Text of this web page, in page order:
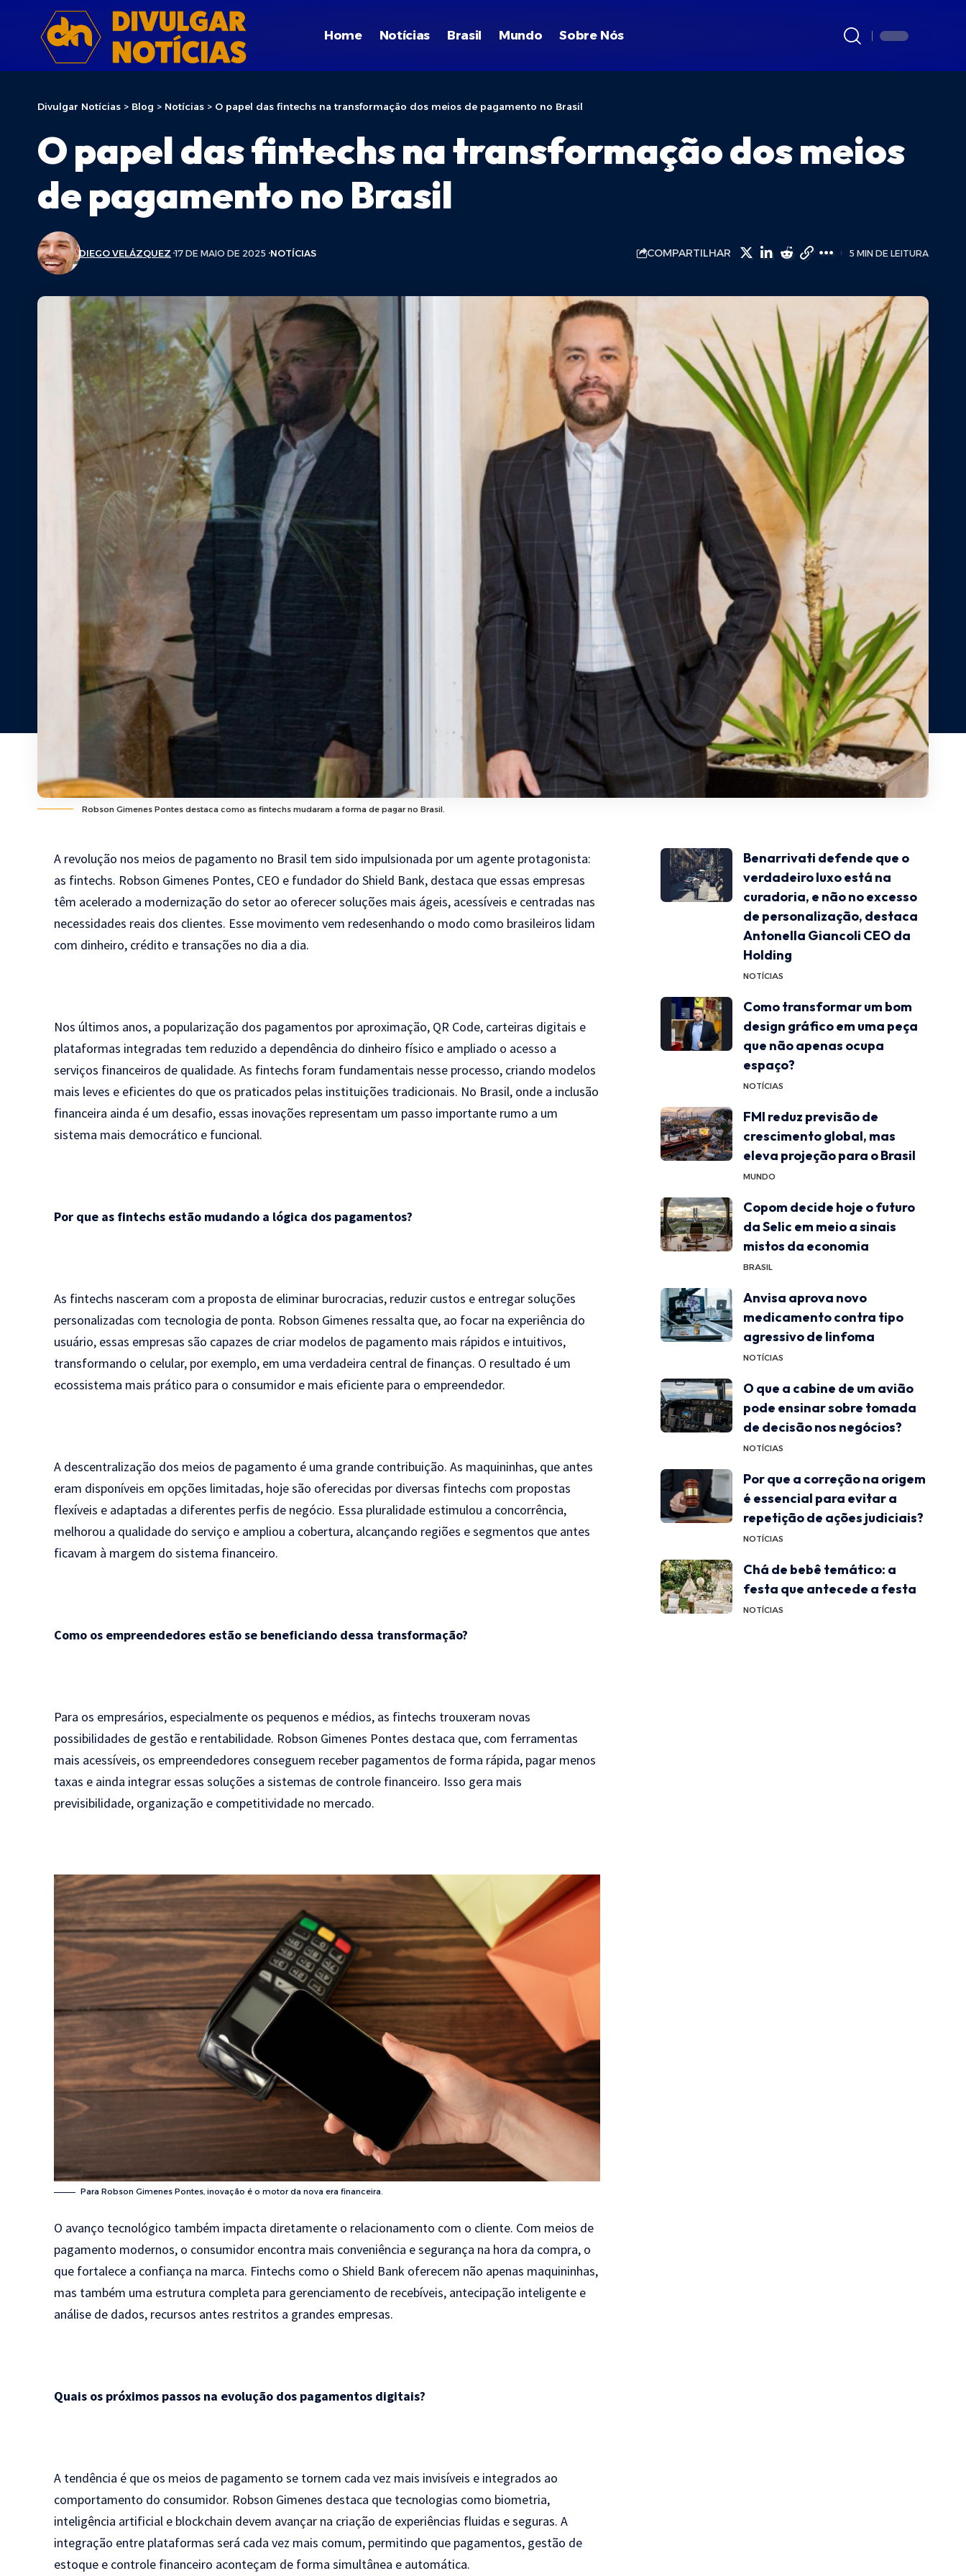
Home Notícias Brasil Mundo Sobre Nós
Divulgar Notícias > Blog > Notícias > O papel das fintechs na transformação dos meios de pagamento no Brasil
O papel das fintechs na transformação dos meios
de pagamento no Brasil
DIEGO VELÁZQUEZ 17 DE MAIO DE 2025 NOTÍCIAS COMPARTILHAR 5 MIN DE LEITURA
Robson Gimenes Pontes destaca como as fintechs mudaram a forma de pagar no Brasil.
A revolução nos meios de pagamento no Brasil tem sido impulsionada por um agente protagonista:
as fintechs. Robson Gimenes Pontes, CEO e fundador do Shield Bank, destaca que essas empresas
têm acelerado a modernização do setor ao oferecer soluções mais ágeis, acessíveis e centradas nas
necessidades reais dos clientes. Esse movimento vem redesenhando o modo como brasileiros lidam
com dinheiro, crédito e transações no dia a dia.
Nos últimos anos, a popularização dos pagamentos por aproximação, QR Code, carteiras digitais e
plataformas integradas tem reduzido a dependência do dinheiro físico e ampliado o acesso a
serviços financeiros de qualidade. As fintechs foram fundamentais nesse processo, criando modelos
mais leves e eficientes do que os praticados pelas instituições tradicionais. No Brasil, onde a inclusão
financeira ainda é um desafio, essas inovações representam um passo importante rumo a um
sistema mais democrático e funcional.
Por que as fintechs estão mudando a lógica dos pagamentos?
As fintechs nasceram com a proposta de eliminar burocracias, reduzir custos e entregar soluções
personalizadas com tecnologia de ponta. Robson Gimenes ressalta que, ao focar na experiência do
usuário, essas empresas são capazes de criar modelos de pagamento mais rápidos e intuitivos,
transformando o celular, por exemplo, em uma verdadeira central de finanças. O resultado é um
ecossistema mais prático para o consumidor e mais eficiente para o empreendedor.
A descentralização dos meios de pagamento é uma grande contribuição. As maquininhas, que antes
eram disponíveis em opções limitadas, hoje são oferecidas por diversas fintechs com propostas
flexíveis e adaptadas a diferentes perfis de negócio. Essa pluralidade estimulou a concorrência,
melhorou a qualidade do serviço e ampliou a cobertura, alcançando regiões e segmentos que antes
ficavam à margem do sistema financeiro.
Como os empreendedores estão se beneficiando dessa transformação?
Para os empresários, especialmente os pequenos e médios, as fintechs trouxeram novas
possibilidades de gestão e rentabilidade. Robson Gimenes Pontes destaca que, com ferramentas
mais acessíveis, os empreendedores conseguem receber pagamentos de forma rápida, pagar menos
taxas e ainda integrar essas soluções a sistemas de controle financeiro. Isso gera mais
previsibilidade, organização e competitividade no mercado.
Para Robson Gimenes Pontes, inovação é o motor da nova era financeira.
O avanço tecnológico também impacta diretamente o relacionamento com o cliente. Com meios de
pagamento modernos, o consumidor encontra mais conveniência e segurança na hora da compra, o
que fortalece a confiança na marca. Fintechs como o Shield Bank oferecem não apenas maquininhas,
mas também uma estrutura completa para gerenciamento de recebíveis, antecipação inteligente e
análise de dados, recursos antes restritos a grandes empresas.
Quais os próximos passos na evolução dos pagamentos digitais?
A tendência é que os meios de pagamento se tornem cada vez mais invisíveis e integrados ao
comportamento do consumidor. Robson Gimenes destaca que tecnologias como biometria,
inteligência artificial e blockchain devem avançar na criação de experiências fluidas e seguras. A
integração entre plataformas será cada vez mais comum, permitindo que pagamentos, gestão de
estoque e controle financeiro aconteçam de forma simultânea e automática.
Benarrivati defende que o
verdadeiro luxo está na
curadoria, e não no excesso
de personalização, destaca
Antonella Giancoli CEO da
Holding
NOTÍCIAS
Como transformar um bom
design gráfico em uma peça
que não apenas ocupa
espaço?
NOTÍCIAS
FMI reduz previsão de
crescimento global, mas
eleva projeção para o Brasil
MUNDO
Copom decide hoje o futuro
da Selic em meio a sinais
mistos da economia
BRASIL
Anvisa aprova novo
medicamento contra tipo
agressivo de linfoma
NOTÍCIAS
O que a cabine de um avião
pode ensinar sobre tomada
de decisão nos negócios?
NOTÍCIAS
Por que a correção na origem
é essencial para evitar a
repetição de ações judiciais?
NOTÍCIAS
Chá de bebê temático: a
festa que antecede a festa
NOTÍCIAS